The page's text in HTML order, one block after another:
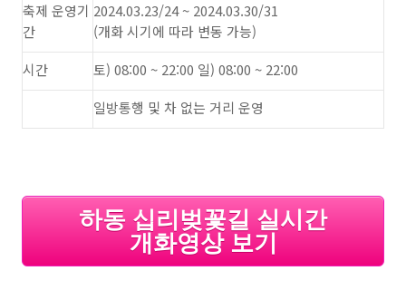
축제 운영기
간
2024.03.23/24 ~ 2024.03.30/31
(개화 시기에 따라 변동 가능)
시간
토) 08:00 ~ 22:00 일) 08:00 ~ 22:00
일방통행 및 차 없는 거리 운영
하동 십리벚꽃길 실시간
개화영상 보기